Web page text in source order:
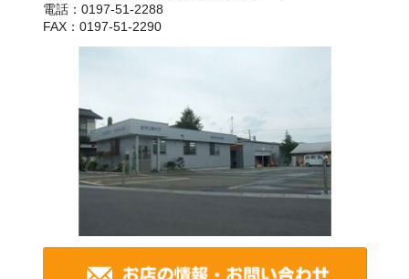
電話：0197-51-2288
FAX：0197-51-2290